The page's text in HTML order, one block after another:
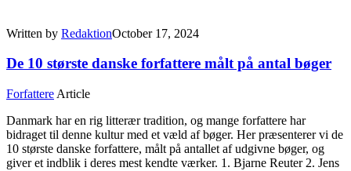
Written by RedaktionOctober 17, 2024
De 10 største danske forfattere målt på antal bøger
Forfattere Article
Danmark har en rig litterær tradition, og mange forfattere har
bidraget til denne kultur med et væld af bøger. Her præsenterer vi de
10 største danske forfattere, målt på antallet af udgivne bøger, og
giver et indblik i deres mest kendte værker. 1. Bjarne Reuter 2. Jens